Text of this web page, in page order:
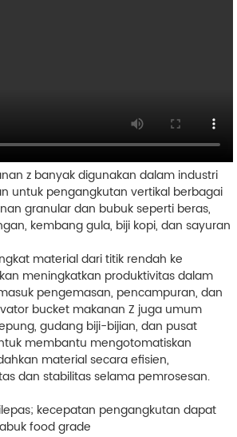
z banyak digunakan dalam industri
untuk pengangkutan vertikal berbagai
granular dan bubuk seperti beras,
kembang gula, biji kopi, dan sayuran
material dari titik rendah ke
meningkatkan produktivitas dalam
pengemasan, pencampuran, dan
bucket makanan Z juga umum
gudang biji-bijian, dan pusat
membantu mengotomatiskan
material secara efisien,
dan stabilitas selama pemrosesan.
kecepatan pengangkutan dapat
food grade